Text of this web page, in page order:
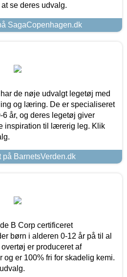
se deres udvalg.
SagaCopenhagen.dk
de nøje udvalgt legetøj med
og læring. De er specialiseret
år, og deres legetøj giver
inspiration til lærerig leg. Klik
på BarnetsVerden.dk
B Corp certificeret
børn i alderen 0-12 år på til al
er produceret af
og er 100% fri for skadelig kemi.